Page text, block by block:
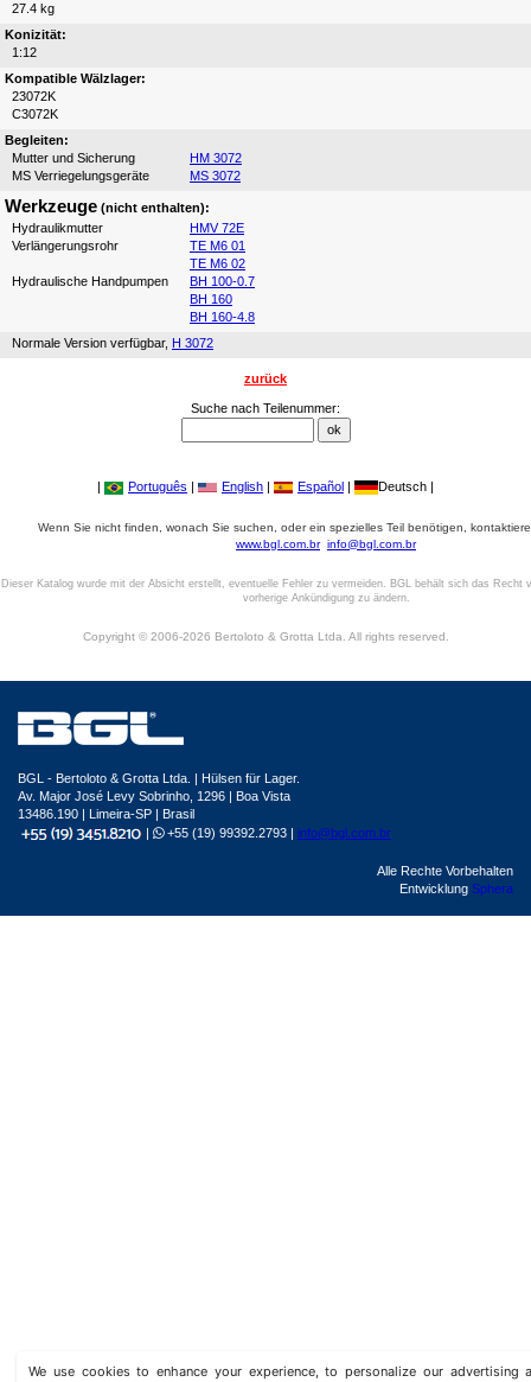
27.4 kg
Konizität:
1:12
Kompatible Wälzlager:
23072K
C3072K
Begleiten:
Mutter und Sicherung
HM 3072
MS Verriegelungsgeräte
MS 3072
Werkzeuge (nicht enthalten):
Hydraulikmutter
HMV 72E
Verlängerungsrohr
TE M6 01
TE M6 02
Hydraulische Handpumpen
BH 100-0.7
BH 160
BH 160-4.8
Normale Version verfügbar, H 3072
zurück
Suche nach Teilenummer:
| Português | English | Español | Deutsch |
Wenn Sie nicht finden, wonach Sie suchen, oder ein spezielles Teil benötigen,
www.bgl.com.br info@bgl.com.br
Dieser Katalog wurde mit der Absicht erstellt, eventuelle Fehler zu vermeiden. BGL behält sich das Recht
vorherige Ankündigung zu ändern.
Copyright © 2006-2026 Bertoloto & Grotta Ltda. All rights reserved.
We use cookies to enhance your experience, to personalize our advertising
BGL - Bertoloto & Grotta Ltda. | Hülsen für Lager.
Av. Major José Levy Sobrinho, 1296 | Boa Vista
13486.190 | Limeira-SP | Brasil
|
+55 (19) 99392.2793 | info@bgl.com.br
Alle Rechte Vorbehalten
Entwicklung Sphera